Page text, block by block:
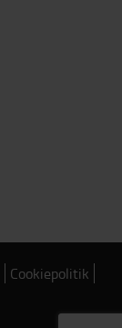
Cookiepolitik